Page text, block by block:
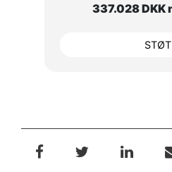
337.028 DKK
STØT